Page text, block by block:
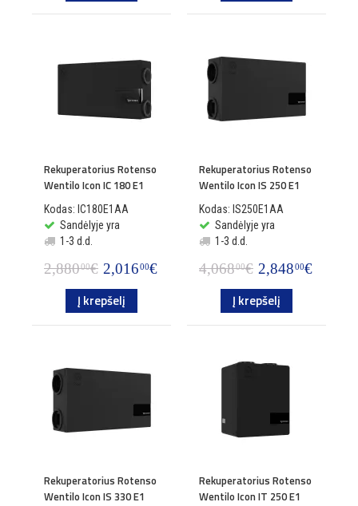
Rekuperatorius Rotenso
Wentilo Icon IC 180 E1
Kodas: IC180E1AA
Sandėlyje yra
1-3 d.d.
2,88000€ 2,01600€
Į krepšelį
Rekuperatorius Rotenso
Wentilo Icon IS 250 E1
Kodas: IS250E1AA
Sandėlyje yra
1-3 d.d.
4,06800€ 2,84800€
Į krepšelį
Rekuperatorius Rotenso
Wentilo Icon IS 330 E1
Rekuperatorius Rotenso
Wentilo Icon IT 250 E1